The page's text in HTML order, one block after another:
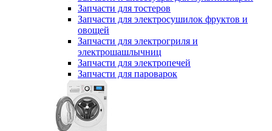
Запчасти для тостеров
Запчасти для электросушилок фруктов и
овощей
Запчасти для электрогриля и
электрошашлычниц
Запчасти для электропечей
Запчасти для пароварок